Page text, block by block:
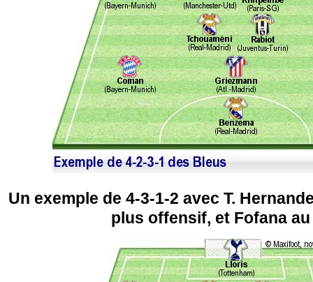
Un exemple de 4-3-1-2 avec T.
plus offensif, et Fofana